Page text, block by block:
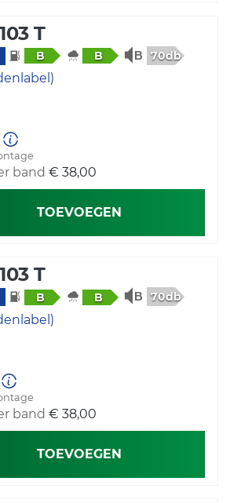
T
B B 70db
band € 38,00
TOEVOEGEN
T
B B 70db
band € 38,00
TOEVOEGEN